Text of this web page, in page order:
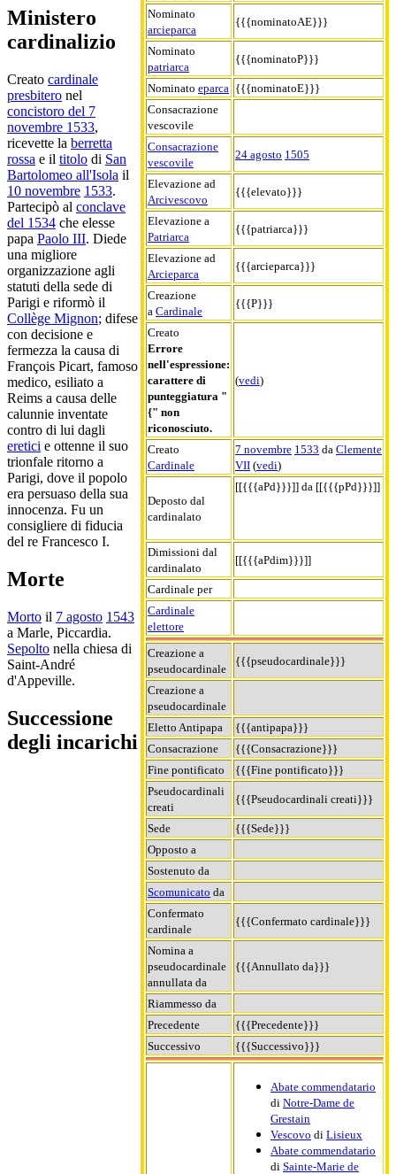
Nominato
arcieparca
{{{nominatoAE}}}
Nominato
patriarca
{{{nominatoP}}}
Nominato eparca {{{nominatoE}}}
Consacrazione
vescovile
Consacrazione
vescovile
24 agosto 1505
Elevazione ad
Arcivescovo
{{{elevato}}}
Elevazione a
Patriarca
{{{patriarca}}}
Elevazione ad
Arcieparca
{{{arcieparca}}}
Creazione
a Cardinale
{{{P}}}
Creato
Errore
nell'espressione:
carattere di
punteggiatura "
{" non
riconosciuto.
(vedi)
Creato
Cardinale
7 novembre 1533 da Clemente
VII (vedi)
Deposto dal
cardinalato
[[{{{aPd}}}]] da [[{{{pPd}}}]]
Dimissioni dal
cardinalato
[[{{{aPdim}}}]]
Cardinale per
Cardinale
elettore
Creazione a
pseudocardinale
{{{pseudocardinale}}}
Creazione a
pseudocardinale
Eletto Antipapa
{{{antipapa}}}
Consacrazione
{{{Consacrazione}}}
Fine pontificato
{{{Fine pontificato}}}
Pseudocardinali
creati
{{{Pseudocardinali creati}}}
Sede
{{{Sede}}}
Opposto a
Sostenuto da
Scomunicato da
Confermato
cardinale
{{{Confermato cardinale}}}
Nomina a
pseudocardinale
annullata da
{{{Annullato da}}}
Riammesso da
Precedente
{{{Precedente}}}
Successivo
{{{Successivo}}}
Abate commendatario
di Notre-Dame de
Grestain
Vescovo di Lisieux
Abate commendatario
di Sainte-Marie de
Ministero
cardinalizio
Creato cardinale
presbitero nel
concistoro del 7
novembre 1533,
ricevette la berretta
rossa e il titolo di San
Bartolomeo all'Isola il
10 novembre 1533.
Partecipò al conclave
del 1534 che elesse
papa Paolo III. Diede
una migliore
organizzazione agli
statuti della sede di
Parigi e riformò il
Collège Mignon; difese
con decisione e
fermezza la causa di
François Picart, famoso
medico, esiliato a
Reims a causa delle
calunnie inventate
contro di lui dagli
eretici e ottenne il suo
trionfale ritorno a
Parigi, dove il popolo
era persuaso della sua
innocenza. Fu un
consigliere di fiducia
del re Francesco I.
Morte
Morto il 7 agosto 1543
a Marle, Piccardia.
Sepolto nella chiesa di
Saint-André
d'Appeville.
Successione
degli incarichi